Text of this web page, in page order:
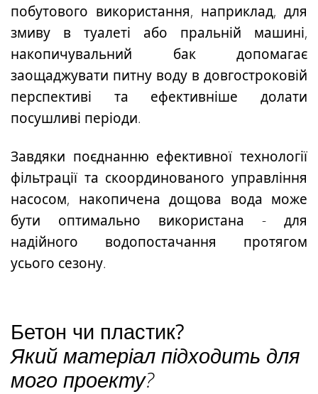
побутового використання, наприклад, для
змиву в туалеті або пральній машині,
накопичувальний бак допомагає
заощаджувати питну воду в довгостроковій
перспективі та ефективніше долати
посушливі періоди.
Завдяки поєднанню ефективної технології
фільтрації та скоординованого управління
насосом, накопичена дощова вода може
бути оптимально використана - для
надійного водопостачання протягом
усього сезону.
Бетон чи пластик?
Який матеріал підходить для
мого проекту?